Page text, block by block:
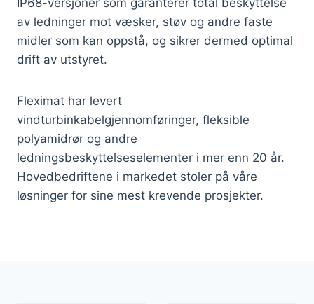
IP68-versjoner som garanterer total beskyttelse
av ledninger mot væsker, støv og andre faste
midler som kan oppstå, og sikrer dermed optimal
drift av utstyret.
Fleximat har levert
vindturbinkabelgjennomføringer, fleksible
polyamidrør og andre
ledningsbeskyttelseselementer i mer enn 20 år.
Hovedbedriftene i markedet stoler på våre
løsninger for sine mest krevende prosjekter.